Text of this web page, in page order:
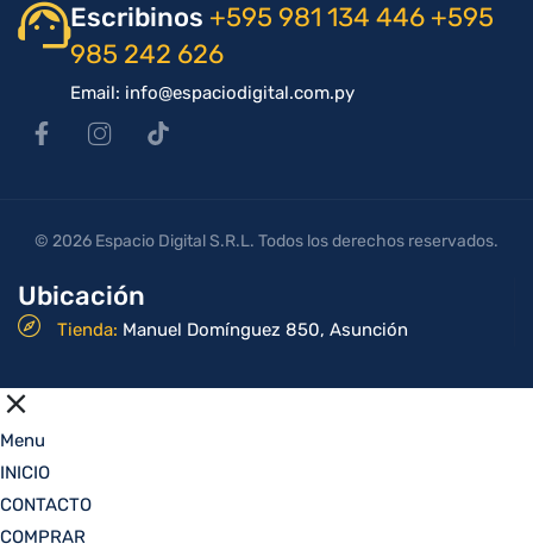
Escribinos +595 981 134 446 +595
985 242 626
Email: info@espaciodigital.com.py
Ubicación
Tienda: Manuel Domínguez 850, Asunción
© 2026 Espacio Digital S.R.L. Todos los derechos reservados.
Menu
INICIO
CONTACTO
COMPRAR